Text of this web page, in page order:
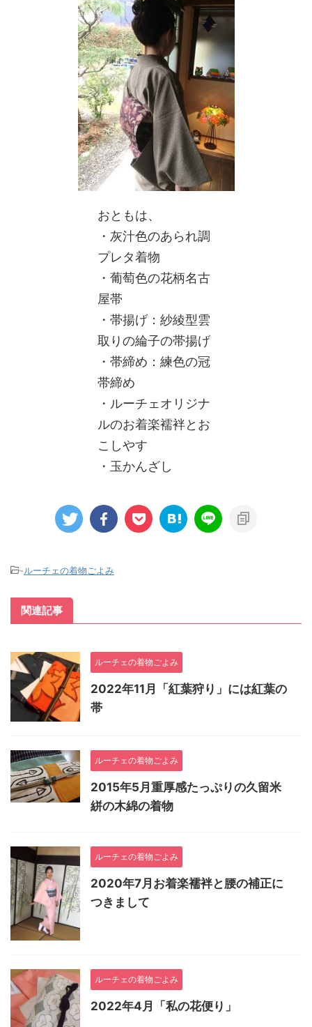
おともは、
・灰汁色のあられ調
プレタ着物
・葡萄色の花柄名古
屋帯
・帯揚げ：紗綾型雲
取りの綸子の帯揚げ
・帯締め：練色の冠
帯締め
・ルーチェオリジナ
ルのお着楽襦袢とお
こしやす
・玉かんざし
-ルーチェの着物ごよみ
関連記事
ルーチェの着物ごよみ
2022年11月「紅葉狩り」には紅葉の
帯
ルーチェの着物ごよみ
2015年5月重厚感たっぷりの久留米
絣の木綿の着物
ルーチェの着物ごよみ
2020年7月お着楽襦袢と腰の補正に
つきまして
ルーチェの着物ごよみ
2022年4月「私の花便り」